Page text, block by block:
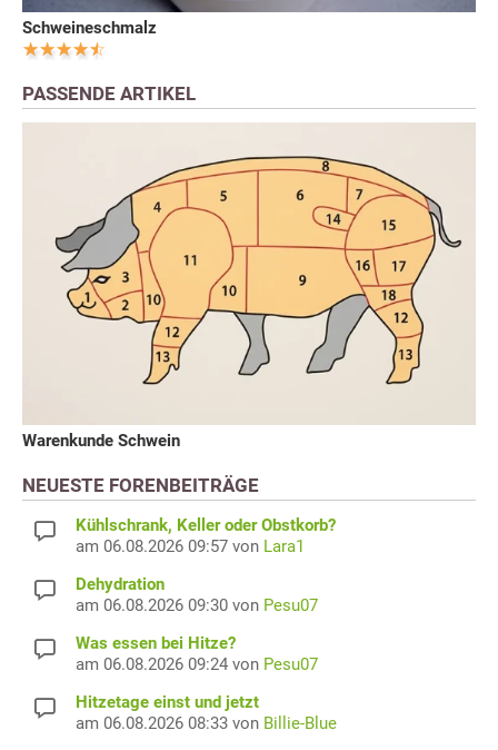
Schweineschmalz
PASSENDE ARTIKEL
Warenkunde Schwein
NEUESTE FORENBEITRÄGE
Kühlschrank, Keller oder Obstkorb?
am 06.08.2026 09:57 von Lara1
Dehydration
am 06.08.2026 09:30 von Pesu07
Was essen bei Hitze?
am 06.08.2026 09:24 von Pesu07
Hitzetage einst und jetzt
am 06.08.2026 08:33 von Billie-Blue